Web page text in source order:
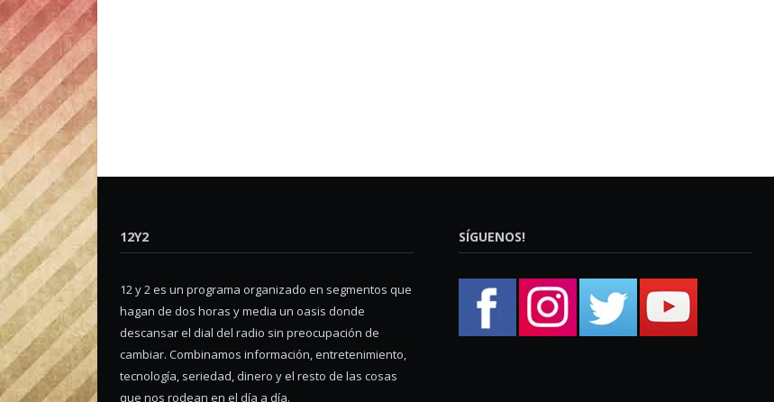
12Y2
12 y 2 es un programa organizado en segmentos que
hagan de dos horas y media un oasis donde
descansar el dial del radio sin preocupación de
cambiar. Combinamos información, entretenimiento,
tecnología, seriedad, dinero y el resto de las cosas
que nos rodean en el día a día.
SÍGUENOS!